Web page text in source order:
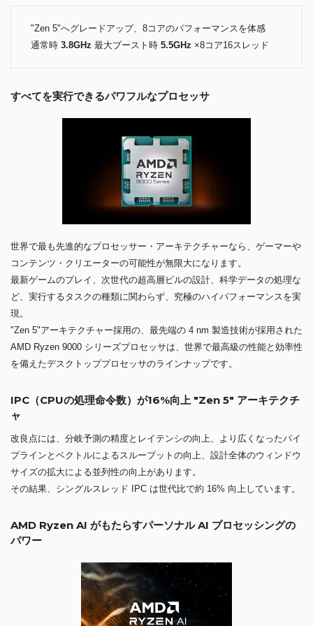
"Zen 5"へグレードアップ、8コアのパフォーマンスを体感
通常時 3.8GHz 最大ブースト時 5.5GHz ×8コア16スレッド
すべてを実行できるパワフルなプロセッサ
世界で最も先進的なプロセッサー・アーキテクチャーなら、ゲーマーや
コンテンツ・クリエーターの可能性が無限大になります。
最新ゲームのプレイ、次世代の超高層ビルの設計、科学データの処理な
ど、実行するタスクの種類に関わらず、究極のハイパフォーマンスを実
現。
"Zen 5"アーキテクチャー採用の、最先端の 4 nm 製造技術が採用された
AMD Ryzen 9000 シリーズプロセッサは、世界で最高級の性能と効率性
を備えたデスクトッププロセッサのラインナップです。
IPC（CPUの処理命令数）が16%向上 "Zen 5" アーキテクチ
ャ
改良点には、分岐予測の精度とレイテンシの向上、より広くなったパイ
プラインとベクトルによるスループットの向上、設計全体のウィンドウ
サイズの拡大による並列性の向上があります。
その結果、シングルスレッド IPC は世代比で約 16% 向上しています。
AMD Ryzen AI がもたらすパーソナル AI プロセッシングの
パワー